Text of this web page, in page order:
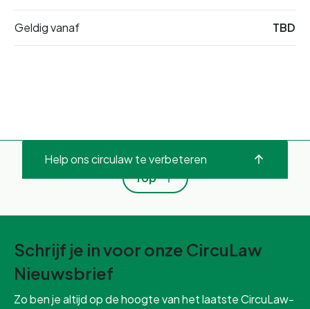
Geldig vanaf TBD
Help ons circulaw te verbeteren
Top
Schrijf je in voor onze CircuLaw
Nieuwsbrief
Zo ben je altijd op de hoogte van het laatste CircuLaw-